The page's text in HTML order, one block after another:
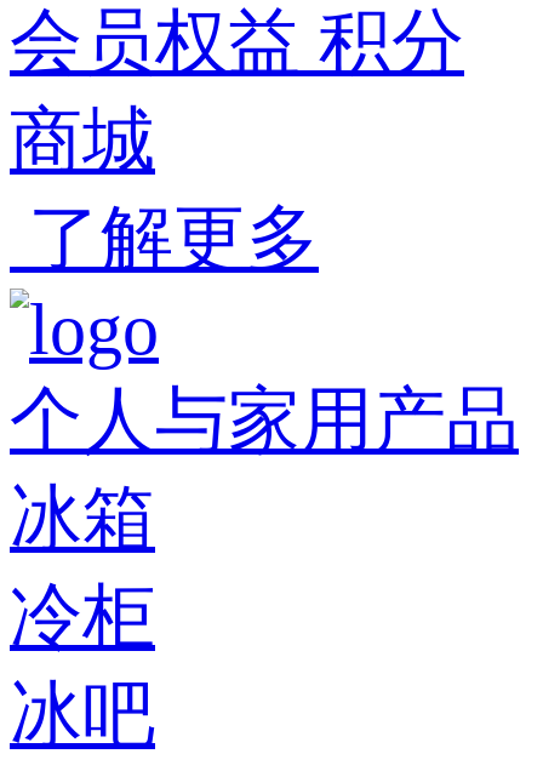
会员权益 积分
商城
了解更多
个人与家用产品
冰箱
冷柜
冰吧